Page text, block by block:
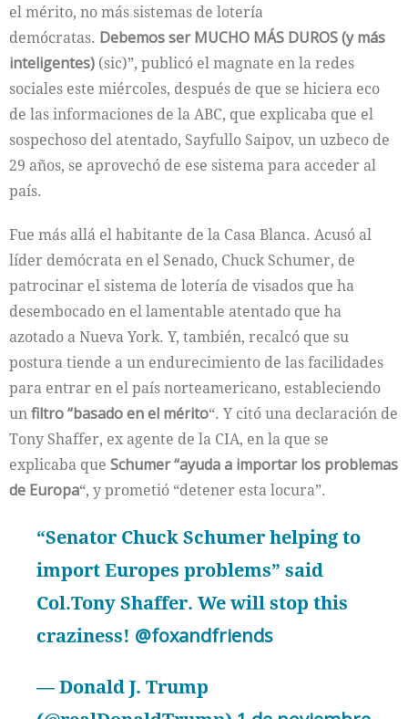
el mérito, no más sistemas de lotería
demócratas. Debemos ser MUCHO MÁS DUROS (y más
inteligentes) (sic)”, publicó el magnate en la redes
sociales este miércoles, después de que se hiciera eco
de las informaciones de la ABC, que explicaba que el
sospechoso del atentado, Sayfullo Saipov, un uzbeco de
29 años, se aprovechó de ese sistema para acceder al
país.
Fue más allá el habitante de la Casa Blanca. Acusó al
líder demócrata en el Senado, Chuck Schumer, de
patrocinar el sistema de lotería de visados que ha
desembocado en el lamentable atentado que ha
azotado a Nueva York. Y, también, recalcó que su
postura tiende a un endurecimiento de las facilidades
para entrar en el país norteamericano, estableciendo
unfiltro “basado en el mérito“. Y citó una declaración de
Tony Shaffer, ex agente de la CIA, en la que se
explicaba que Schumer “ayuda a importar los problemas
de Europa“, y prometió “detener esta locura”.
“Senator Chuck Schumer helping to
import Europes problems” said
Col.Tony Shaffer. We will stop this
craziness! @foxandfriends
— Donald J. Trump